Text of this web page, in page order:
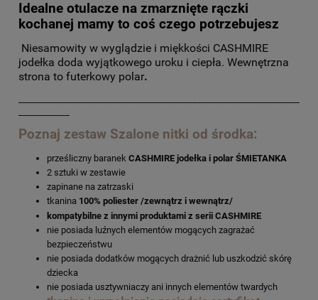
Idealne otulacze na zmarznięte rączki
kochanej mamy to coś czego potrzebujesz
Niesamowity w wyglądzie i miękkości CASHMIRE
jodełka doda wyjątkowego uroku i ciepła. Wewnętrzna
strona to futerkowy polar.
Poznaj zestaw Szalone nitki od środka:
prześliczny baranek CASHMIRE jodełka i polar ŚMIETANKA
2 sztuki w zestawie
zapinane na zatrzaski
tkanina 100% poliester /zewnątrz i wewnątrz/
kompatybilne z innymi produktami z serii CASHMIRE
nie posiada luźnych elementów mogących zagrażać
bezpieczeństwu
nie posiada dodatków mogących drażnić lub uszkodzić skórę
dziecka
nie posiada usztywniaczy ani innych elementów twardych